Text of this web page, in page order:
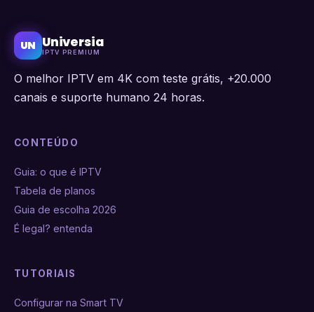
UN Universia
IPTV PREMIUM
O melhor IPTV em 4K com teste grátis, +20.000
canais e suporte humano 24 horas.
CONTEÚDO
Guia: o que é IPTV
Tabela de planos
Guia de escolha 2026
É legal? entenda
TUTORIAIS
Configurar na Smart TV